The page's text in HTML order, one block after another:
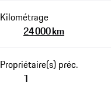
Kilométrage
24 000 km
Propriétaire(s) préc.
1